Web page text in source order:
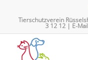
Tierschutzverein
3 12 12 | E-Mail